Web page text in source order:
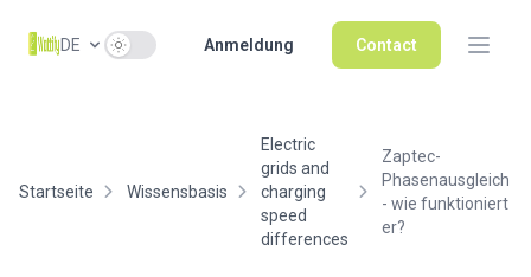
DE Use setting Anmeldung Contact
Startseite Wissensbasis
Electric
grids and
charging
speed
differences
Zaptec-
Phasenausgleich
- wie funktioniert
er?